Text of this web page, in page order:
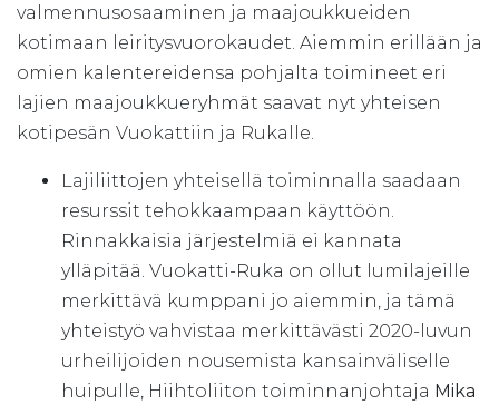
valmennusosaaminen ja maajoukkueiden
kotimaan leiritysvuorokaudet. Aiemmin erillään ja
omien kalentereidensa pohjalta toimineet eri
lajien maajoukkueryhmät saavat nyt yhteisen
kotipesän Vuokattiin ja Rukalle.
Lajiliittojen yhteisellä toiminnalla saadaan
resurssit tehokkaampaan käyttöön.
Rinnakkaisia järjestelmiä ei kannata
ylläpitää. Vuokatti-Ruka on ollut lumilajeille
merkittävä kumppani jo aiemmin, ja tämä
yhteistyö vahvistaa merkittävästi 2020-luvun
urheilijoiden nousemista kansainväliselle
huipulle, Hiihtoliiton toiminnanjohtaja Mika